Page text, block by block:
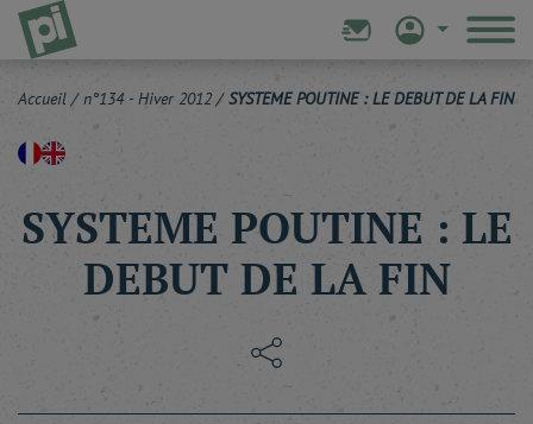
Accueil / n°134 - Hiver 2012 / SYSTEME POUTINE : LE DEBUT DE LA FIN
SYSTEME POUTINE : LE
DEBUT DE LA FIN